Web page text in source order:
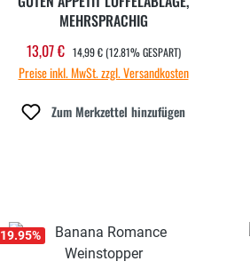
MEHRSPRACHIG
Verkaufspreis:
13,07 € REGULÄRER PREIS:
14,99 € (12.81% GESPART)
Preise inkl. MwSt. zzgl. Versandkosten
Zum Merkzettel hinzufügen
19.95%